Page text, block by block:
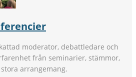
moderator, debattledare och
från seminarier, stämmor,
arrangemang.